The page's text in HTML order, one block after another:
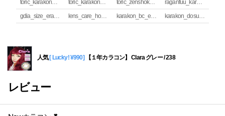
toric_karakon_takai_riyuu toric_karakon_real_review toric_zenshoku_review
raganfuu_karakon_erabikata
gdia_size_erabikata
lens_care_houhou karakon_bc_erabikata karakon_dosuu_erabikata
人気[ Lucky! ¥990] 【１年カラコン】 Clara グレー / 238
レビュー